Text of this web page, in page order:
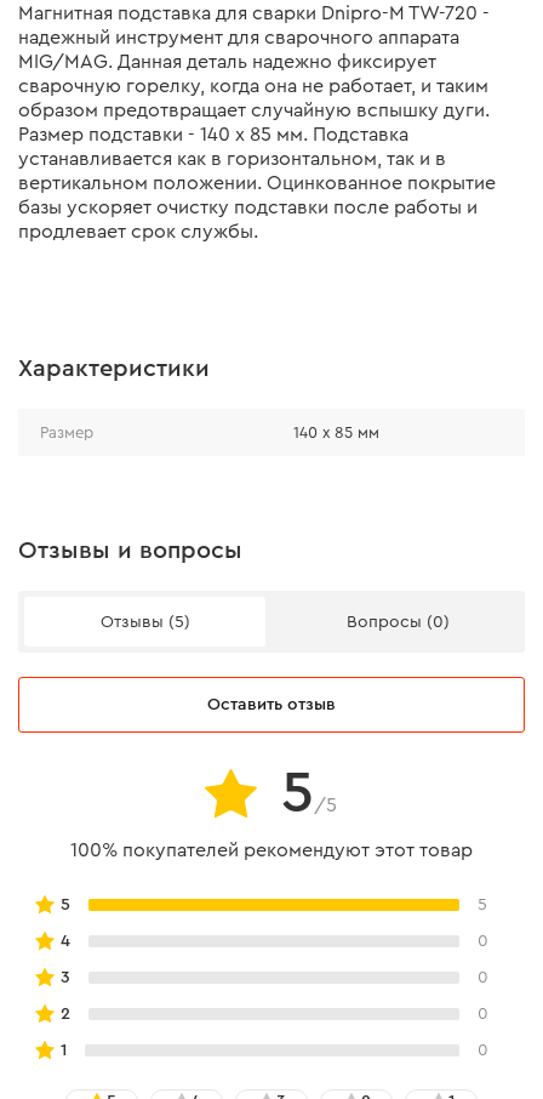
Магнитная подставка для сварки Dnipro-M TW-720 -
надежный инструмент для сварочного аппарата
MIG/MAG. Данная деталь надежно фиксирует
сварочную горелку, когда она не работает, и таким
образом предотвращает случайную вспышку дуги.
Размер подставки - 140 х 85 мм. Подставка
устанавливается как в горизонтальном, так и в
вертикальном положении. Оцинкованное покрытие
базы ускоряет очистку подставки после работы и
продлевает срок службы.
Характеристики
Размер 140 х 85 мм
Отзывы и вопросы
Отзывы (5) Вопросы (0)
Оставить отзыв
5 /5
100% покупателей рекомендуют этот товар
5 5
4 0
3 0
2 0
1 0